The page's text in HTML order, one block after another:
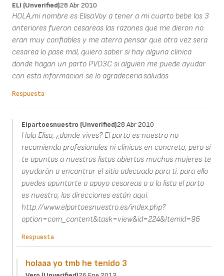
ELI (unverified)28 Abr 2010
HOLA,mi nombre es Elisa.Voy a tener a mi cuarto bebe los 3
anteriores fueron cesareas las razones que me dieron no
eran muy confiables y me aterra pensar que otra vez sera
cesarea lo pase mal, quiero saber si hay alguna clinica
donde hagan un parto PVD3C si alguien me puede ayudar
con esta informacion se lo agradeceria.saludos
Respuesta
Elpartoesnuestro (unverified)28 Abr 2010
Hola Elisa, ¿donde vives? El parto es nuestro no
recomienda profesionales ni clinicas en concreto, pero si
te apuntas a nuestras listas abiertas muchas mujeres te
ayudarán a encontrar el sitio adecuado para ti. para ello
puedes apuntarte a apoyo cesareas o a la lista el parto
es nuestro, las direcciones están aqui:
http://www.elpartoesnuestro.es/index.php?
option=com_content&task=view&id=224&Itemid=96
Respuesta
holaaa yo tmb he tenido 3